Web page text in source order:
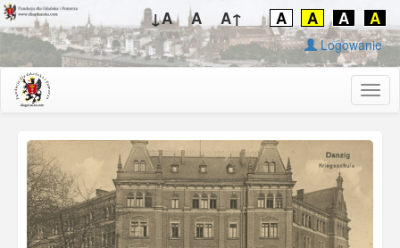
↓A A A↑ A A A A
Logowanie